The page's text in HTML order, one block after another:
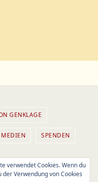
GENKLAGE
MEDIEN SPENDEN
Klage
verwendet Cookies. Wenn du
Verwendung von Cookies